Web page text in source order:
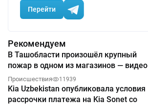
Перейти
Рекомендуем
В Ташобласти произошёл крупный
пожар в одном из магазинов — видео
Происшествия 11939
Kia Uzbekistan опубликовала условия
рассрочки платежа на Kia Sonet со